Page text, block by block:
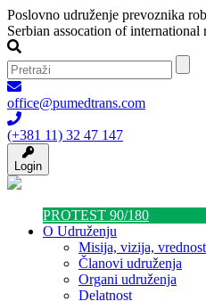
Poslovno udruženje prevoznika
Serbian assocation of
office@pumedtrans.com
(+381 11) 32 47 147
Login
PROTEST 90/180
O Udruženju
Misija, vizija,
Članovi udruženja
Organi udruženja
Delatnost